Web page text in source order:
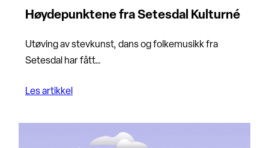
Høydepunktene fra Setesdal Kulturné
Utøving av stevkunst, dans og folkemusikk fra
Setesdal har fått…
Les artikkel